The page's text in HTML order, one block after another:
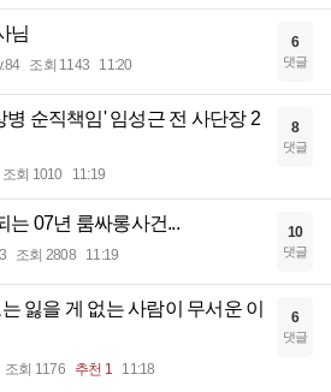
님
조회 1143 11:20
6
댓글
병 순직책임' 임성근 전 사단장 2
조회 1010 11:19
8
댓글
는 07년 룸싸롱사건...
조회 2808 11:19
10
댓글
잃을 게 없는 사람이 무서운 이
조회 1176 추천 1 11:18
6
댓글